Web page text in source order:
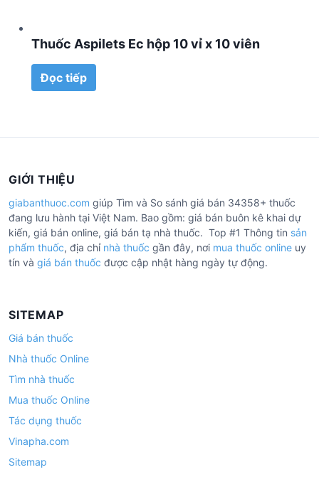
Thuốc Aspilets Ec hộp 10 vỉ x 10 viên
Đọc tiếp
GIỚI THIỆU
giabanthuoc.com giúp Tìm và So sánh giá bán 34358+ thuốc
đang lưu hành tại Việt Nam. Bao gồm: giá bán buôn kê khai dự
kiến, giá bán online, giá bán tạ nhà thuốc. Top #1 Thông tin sản
phẩm thuốc, địa chỉ nhà thuốc gần đây, nơi mua thuốc online uy
tín và giá bán thuốc được cập nhật hàng ngày tự động.
SITEMAP
Giá bán thuốc
Nhà thuốc Online
Tìm nhà thuốc
Mua thuốc Online
Tác dụng thuốc
Vinapha.com
Sitemap